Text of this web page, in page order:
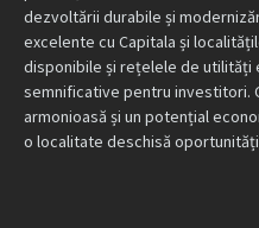
dezvoltării durabile și
excelente cu Capitala și
disponibile și rețelele de utilități
semnificative pentru investitori.
armonioasă și un potențial
o localitate deschisă